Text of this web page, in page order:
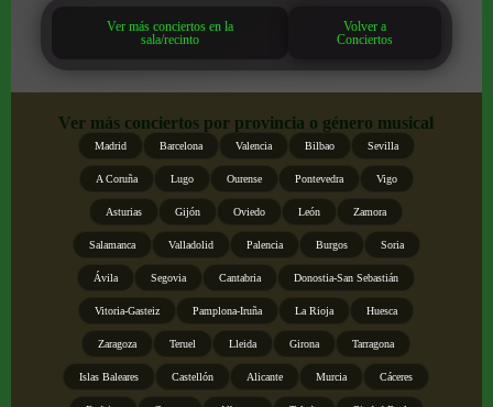
Ver más conciertos en la
sala/recinto
Volver a
Conciertos
Ver más conciertos por provincia o género musical
Madrid Barcelona Valencia Bilbao Sevilla
A Coruña Lugo Ourense Pontevedra Vigo
Asturias Gijón Oviedo León Zamora
Salamanca Valladolid Palencia Burgos Soria
Ávila Segovia Cantabria Donostia-San Sebastián
Vitoria-Gasteiz Pamplona-Iruña La Rioja Huesca
Zaragoza Teruel Lleida Girona Tarragona
Islas Baleares Castellón Alicante Murcia Cáceres